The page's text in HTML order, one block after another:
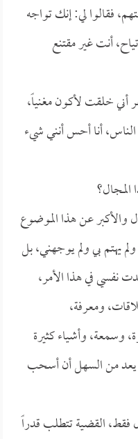
فقالوا لي: إنك تواجه
أنت غير مقتنع
أني خلقت لأكون مغنياً،
أنا أحس أنني شيء
والأكبر عن هذا الموضوع
يهتم بي ولم يوجهني، بل
نفسي في هذا الأمر،
ومعرفة،
وسمعة، وأشياء كثيرة
يعد من السهل أن أسحب
فقط، القضية تتطلب قدراً